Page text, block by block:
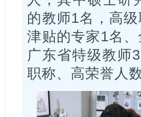
的教师1名，高
津贴的专家1名
广东省特级教师
职称、高荣誉人